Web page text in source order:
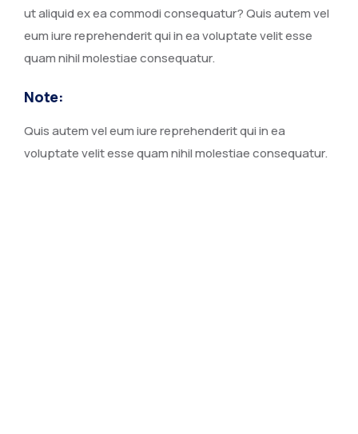
ut aliquid ex ea commodi consequatur? Quis autem vel
eum iure reprehenderit qui in ea voluptate velit esse
quam nihil molestiae consequatur.
Note:
Quis autem vel eum iure reprehenderit qui in ea
voluptate velit esse quam nihil molestiae consequatur.